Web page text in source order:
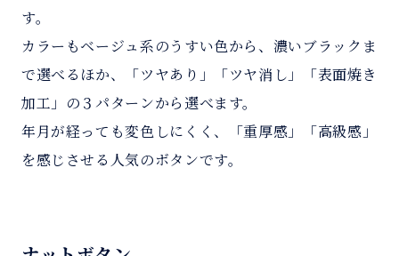
す。
カラーもベージュ系のうすい色から、濃いブラックま
で選べるほか、「ツヤあり」「ツヤ消し」「表面焼き
加工」の３パターンから選べます。
年月が経っても変色しにくく、「重厚感」「高級感」
を感じさせる人気のボタンです。